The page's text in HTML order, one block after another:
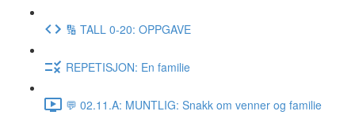
🔢 TALL 0-20: OPPGAVE
REPETISJON: En familie
💬 02.11.A: MUNTLIG: Snakk om venner og familie